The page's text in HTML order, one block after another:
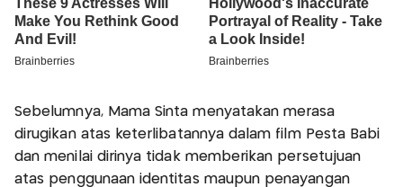
Sebelumnya, Mama Sinta menyatakan merasa
dirugikan atas keterlibatannya dalam film Pesta Babi
dan menilai dirinya tidak memberikan persetujuan
atas penggunaan identitas maupun penayangan